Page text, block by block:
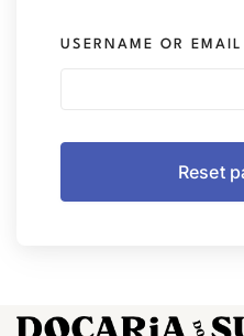
USERNAME OR EMAIL